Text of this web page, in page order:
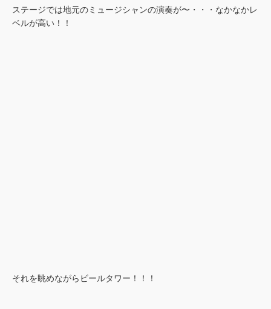
ステージでは地元のミュージシャンの演奏が〜・・・なかなかレ
ベルが高い！！
それを眺めながらビールタワー！！！